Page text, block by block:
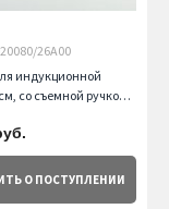
26A00
индукционной
со съемной ручкой
О ПОСТУПЛЕНИИ